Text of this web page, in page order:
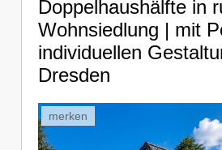
Doppelhaushälfte in
Wohnsiedlung | mit
individuellen
Dresden
merken